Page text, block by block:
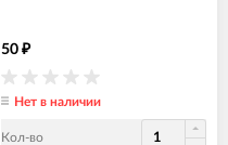
50 ₽
Нет в наличии
Кол-во